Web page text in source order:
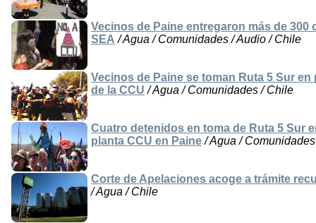
Vecinos de Paine entregaron más de
SEA / Agua / Comunidades / Audio / Chile
Vecinos de Paine se toman Ruta 5 Sur
de la CCU / Agua / Comunidades / Chile
Cuatro detenidos en toma de Ruta 5 Sur
planta CCU en Paine/ Agua /
Corte de Apelaciones acoge a trámite
/ Agua / Chile